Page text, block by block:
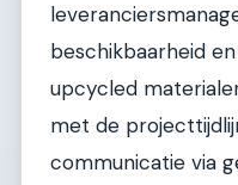
beschikbaarheid
upcycled
met de
communicatie via